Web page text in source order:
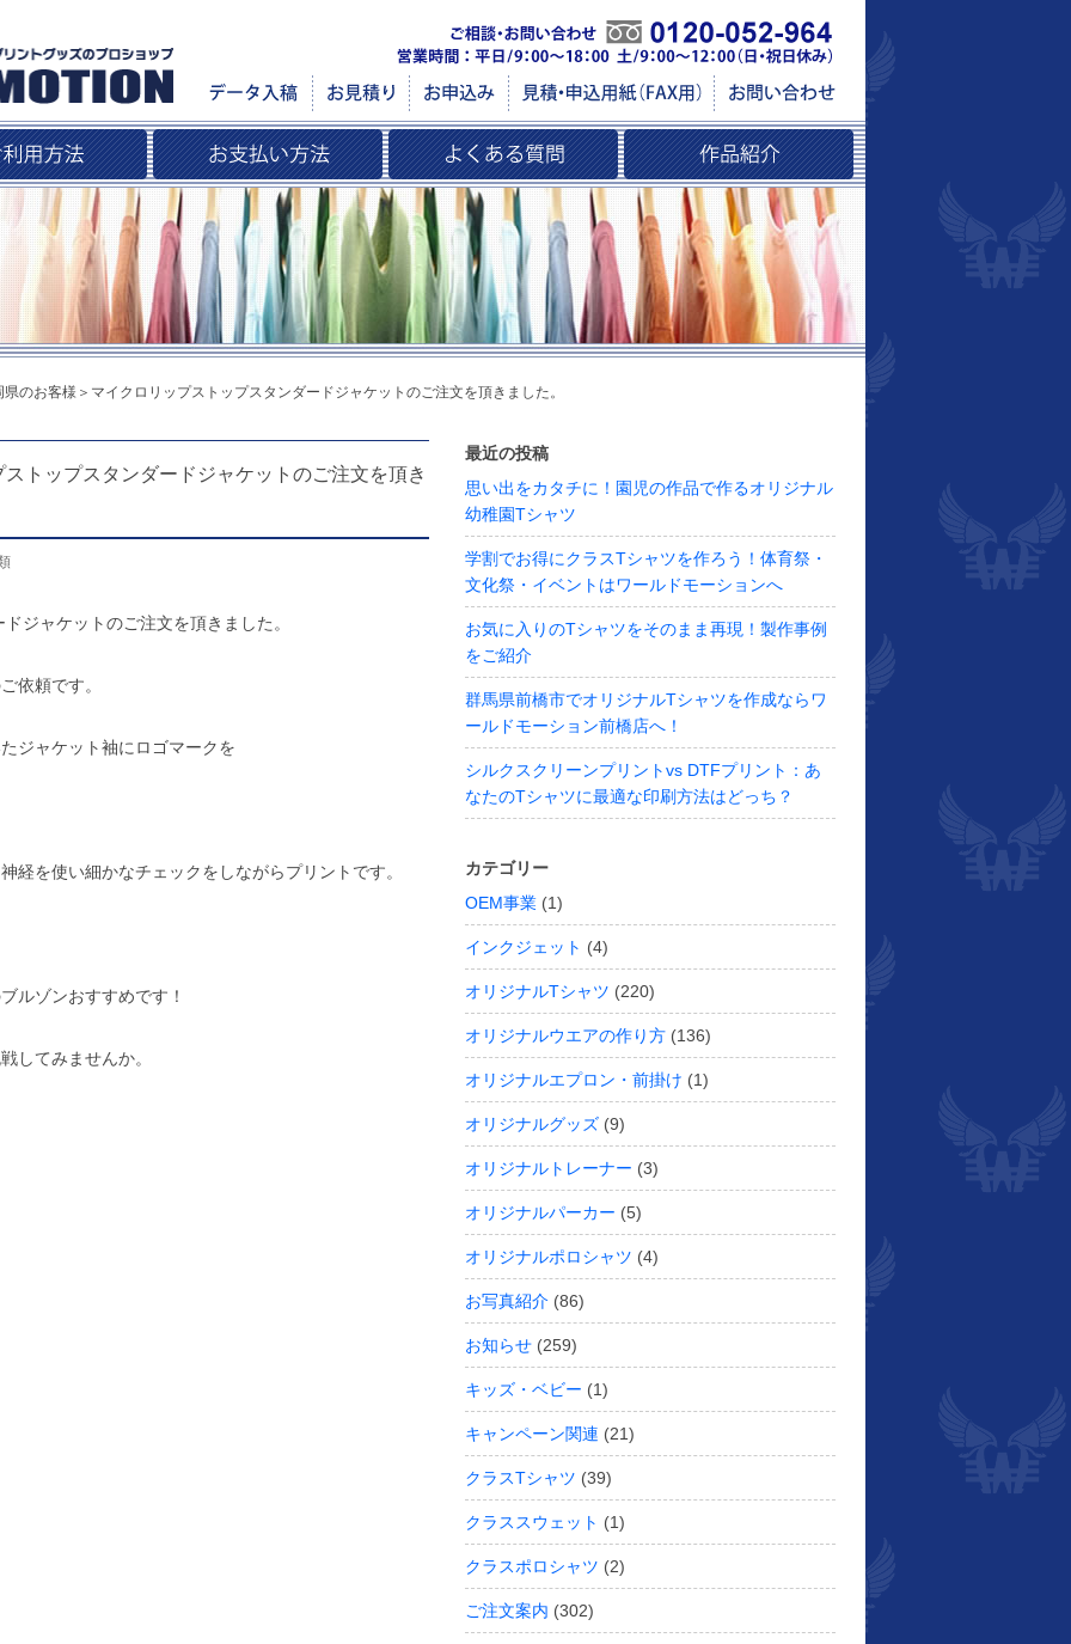
県のお客様＞マイクロリップストップスタンダードジャケットのご注文を頂きました。
トップスタンダードジャケットのご注文を頂き
ジャケットのご注文を頂きました。
依頼です。
ジャケット袖にロゴマークを
経を使い細かなチェックをしながらプリントです。
ルゾンおすすめです！
してみませんか。
最近の投稿
思い出をカタチに！園児の作品で作るオリジナル
幼稚園Tシャツ
学割でお得にクラスTシャツを作ろう！体育祭・
文化祭・イベントはワールドモーションへ
お気に入りのTシャツをそのまま再現！製作事例
をご紹介
群馬県前橋市でオリジナルTシャツを作成ならワ
ールドモーション前橋店へ！
シルクスクリーンプリントvs DTFプリント：あ
なたのTシャツに最適な印刷方法はどっち？
カテゴリー
OEM事業 (1)
インクジェット (4)
オリジナルTシャツ (220)
オリジナルウエアの作り方 (136)
オリジナルエプロン・前掛け (1)
オリジナルグッズ (9)
オリジナルトレーナー (3)
オリジナルパーカー (5)
オリジナルポロシャツ (4)
お写真紹介 (86)
お知らせ (259)
キッズ・ベビー (1)
キャンペーン関連 (21)
クラスTシャツ (39)
クラススウェット (1)
クラスポロシャツ (2)
ご注文案内 (302)